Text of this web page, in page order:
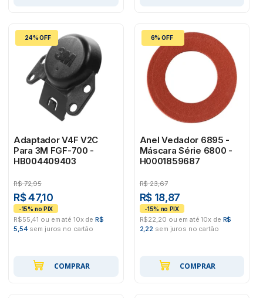
24% OFF
Adaptador V4F V2C
Para 3M FGF-700 -
HB004409403
R$ 72,95
R$ 47,10
R$55,41 ou em até 10x de R$
5,54 sem juros no cartão
COMPRAR
6% OFF
Anel Vedador 6895 -
Máscara Série 6800 -
H0001859687
R$ 23,67
R$ 18,87
R$22,20 ou em até 10x de R$
2,22 sem juros no cartão
COMPRAR